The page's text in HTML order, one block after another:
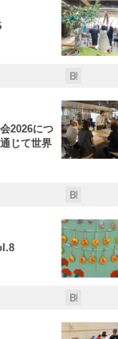
2026につ
じて世界